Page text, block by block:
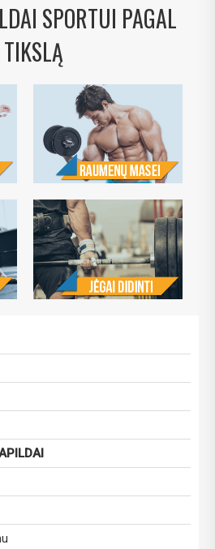
SPORTUI PAGAL
TIKSLĄ